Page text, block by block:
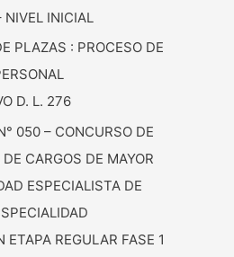
NIVEL INICIAL
PLAZAS : PROCESO DE
D. L. 276
050 – CONCURSO DE
CARGOS DE MAYOR
ESPECIALISTA DE
ETAPA REGULAR FASE 1